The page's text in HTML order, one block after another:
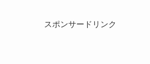
スポンサードリンク